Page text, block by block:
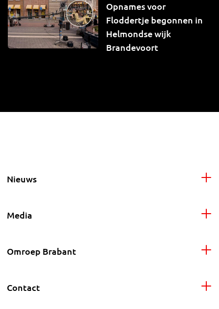
Opnames voor
Floddertje begonnen in
Helmondse wijk
Brandevoort
Nieuws
Media
Omroep Brabant
Contact